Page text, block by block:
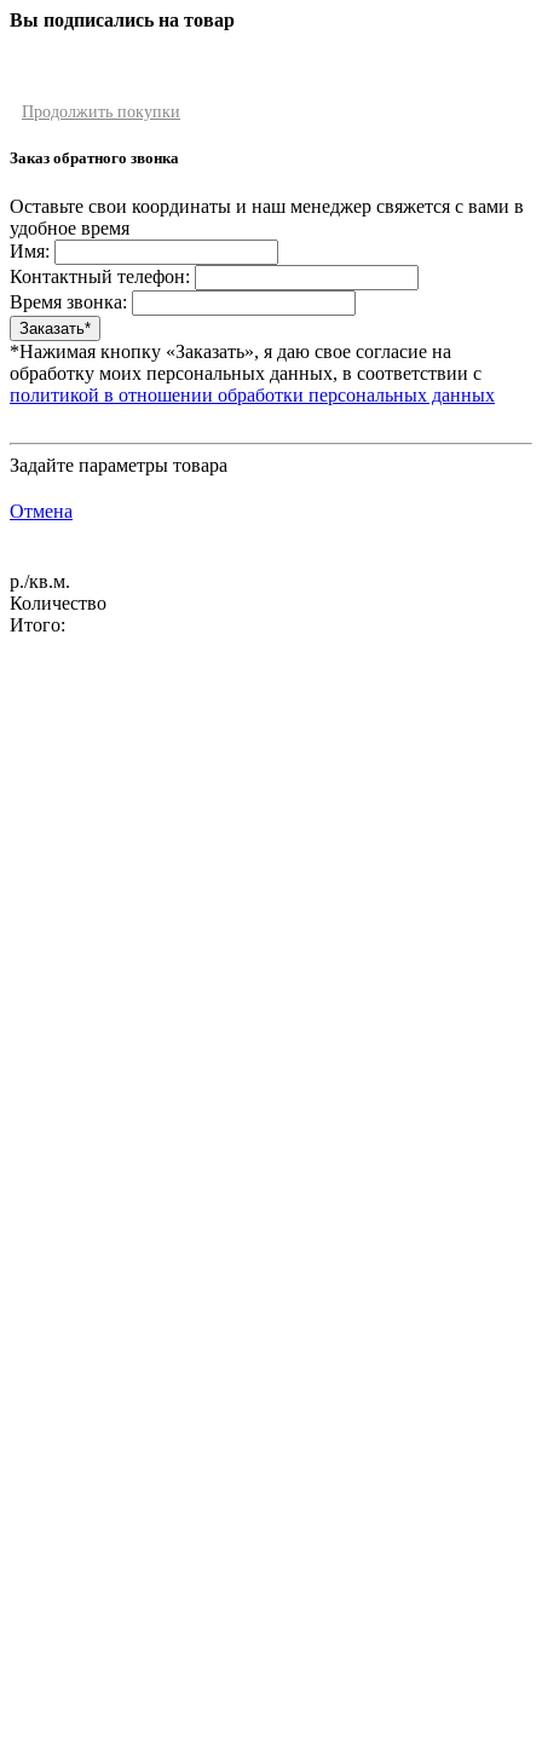
Вы подписались на товар
Продолжить покупки
Заказ обратного звонка
Оставьте свои координаты и наш менеджер свяжется с вами в
удобное время
Имя:
Контактный телефон:
Время звонка:
*Нажимая кнопку «Заказать», я даю свое согласие на
обработку моих персональных данных, в соответствии с
политикой в отношении обработки персональных данных
Задайте параметры товара
Отмена
р./кв.м.
Количество
Итого: